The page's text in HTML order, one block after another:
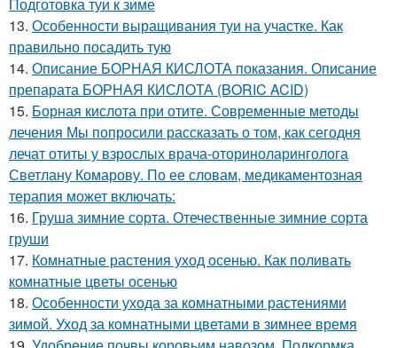
13. Особенности выращивания туи на участке. Как
правильно посадить тую
14. Описание БОРНАЯ КИСЛОТА показания. Описание
препарата БОРНАЯ КИСЛОТА (BORIC ACID)
15. Борная кислота при отите. Современные методы
лечения Мы попросили рассказать о том, как сегодня
лечат отиты у взрослых врача-оториноларинголога
Светлану Комарову. По ее словам, медикаментозная
терапия может включать:
16. Груша зимние сорта. Отечественные зимние сорта
груши
17. Комнатные растения уход осенью. Как поливать
комнатные цветы осенью
18. Особенности ухода за комнатными растениями
зимой. Уход за комнатными цветами в зимнее время